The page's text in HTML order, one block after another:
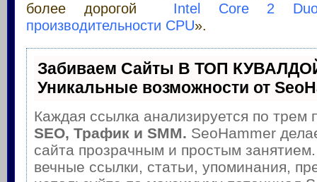
более дорогой Intel Core 2
производительности CPU».
Забиваем Сайты В ТОП
Уникальные возможности от
Каждая ссылка анализируется по трем
SEO, Трафик и SMM. SeoHammer
сайта прозрачным и простым
вечные ссылки, статьи, упоминания,